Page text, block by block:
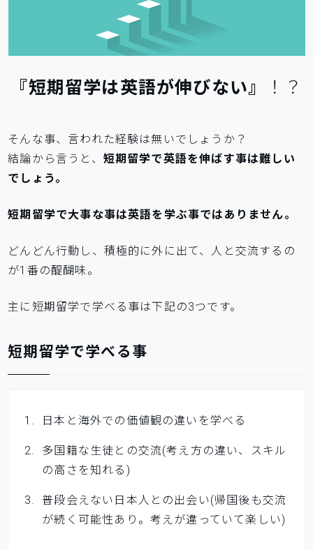
『短期留学は英語が伸びない』 ！？
そんな事、言われた経験は無いでしょうか？
結論から言うと、 短期留学で英語を伸ばす事は難しい
でしょう。
短期留学で大事な事は英語を学ぶ事ではありません。
どんどん行動し、積極的に外に出て、人と交流するの
が1番の醍醐味。
主に短期留学で学べる事は下記の3つです。
短期留学で学べる事
日本と海外での価値観の違いを学べる
多国籍な生徒との交流(考え方の違い、スキル
の高さを知れる)
普段会えない日本人との出会い(帰国後も交流
が続く可能性あり。考えが違っていて楽しい)